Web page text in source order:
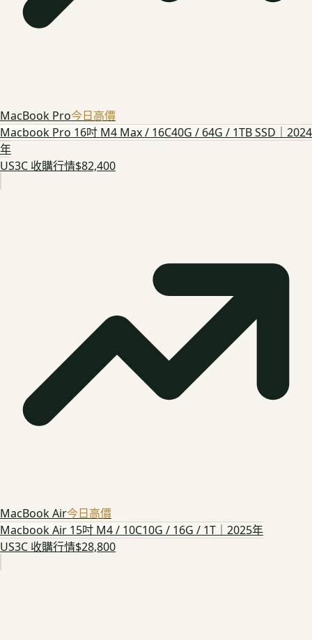
MacBook Pro今日高價
Macbook Pro 16吋 M4 Max / 16C40G / 64G / 1TB SSD｜2024
年
US3C 收購行情$82,400
MacBook Air今日高價
Macbook Air 15吋 M4 / 10C10G / 16G / 1T｜2025年
US3C 收購行情$28,800